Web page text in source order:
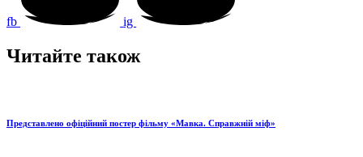
fb ig
Читайте також
Представлено офіційний постер фільму «Мавка. Справжній міф»